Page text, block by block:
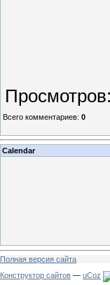
Просмотров:
Всего комментариев: 0
Calendar
Полная версия сайта
Конструктор сайтов — uCoz